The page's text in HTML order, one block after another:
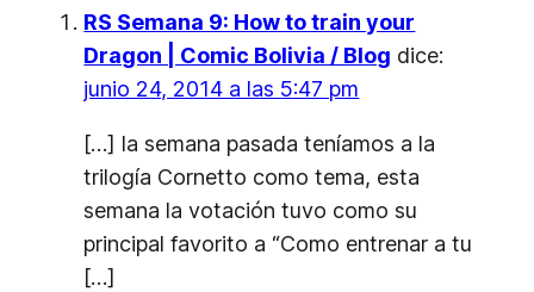
RS Semana 9: How to train your
Dragon | Comic Bolivia / Blog dice:
junio 24, 2014 a las 5:47 pm
[…] la semana pasada teníamos a la
trilogía Cornetto como tema, esta
semana la votación tuvo como su
principal favorito a “Como entrenar a tu
[…]